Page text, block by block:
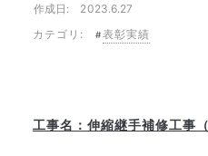
作成日: 2023.6.27
カテゴリ:
表彰実績
工事名：伸縮継手補修工事